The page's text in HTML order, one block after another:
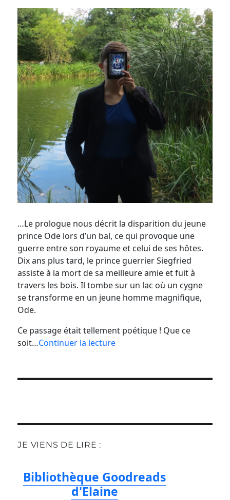
…Le prologue nous décrit la disparition du jeune
prince Ode lors d’un bal, ce qui provoque une
guerre entre son royaume et celui de ses hôtes.
Dix ans plus tard, le prince guerrier Siegfried
assiste à la mort de sa meilleure amie et fuit à
travers les bois. Il tombe sur un lac où un cygne
se transforme en un jeune homme magnifique,
Ode.
Ce passage était tellement poétique ! Que ce
soit…Continuer la lecture
JE VIENS DE LIRE :
Bibliothèque Goodreads
d'Elaine